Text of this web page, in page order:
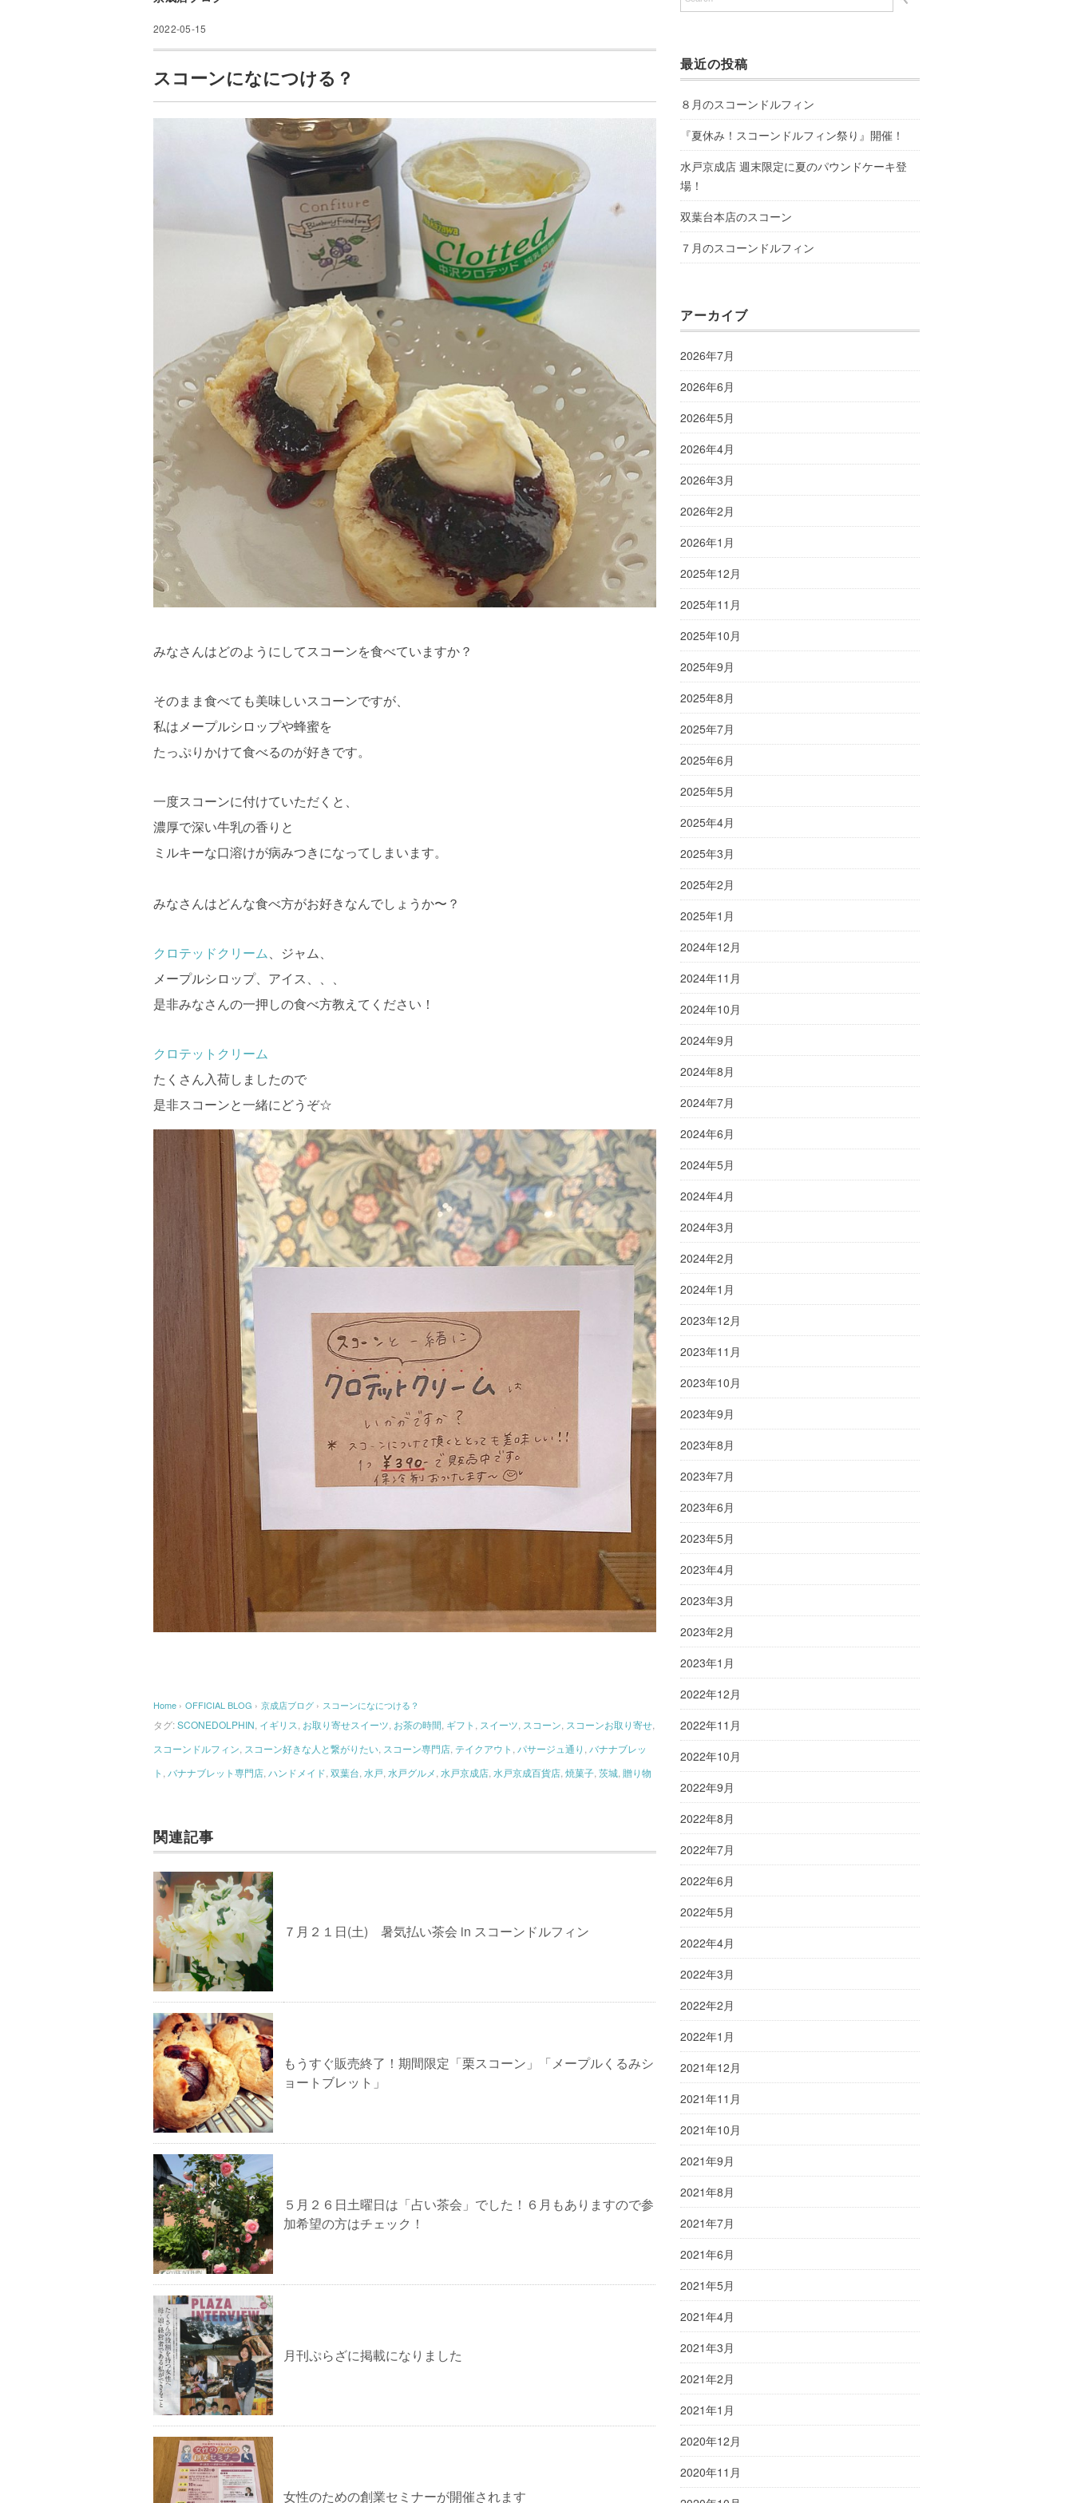
2022-05-15
スコーンになにつける？
みなさんはどのようにしてスコーンを食べていますか？
そのまま食べても美味しいスコーンですが、
私はメープルシロップや蜂蜜を
たっぷりかけて食べるのが好きです。
一度スコーンに付けていただくと、
濃厚で深い牛乳の香りと
ミルキーな口溶けが病みつきになってしまいます。
みなさんはどんな食べ方がお好きなんでしょうか〜？
クロテッドクリーム、ジャム、
メープルシロップ、アイス、、、
是非みなさんの一押しの食べ方教えてください！
クロテットクリーム
たくさん入荷しましたので
是非スコーンと一緒にどうぞ☆
Home › OFFICIAL BLOG › 京成店ブログ › スコーンになにつける？
タグ:SCONEDOLPHIN イギリス お取り寄せスイーツ お茶の時間 ギフト スイーツ スコーン スコーンお取り寄せ
スコーンドルフィン スコーン好きな人と繋がりたい スコーン専門店 テイクアウト パサージュ通り バナナブレッ
ト バナナブレット専門店 ハンドメイド 双葉台 水戸 水戸グルメ 水戸京成店 水戸京成百貨店 焼菓子 茨城 贈り物
関連記事
７月２１日(土) 暑気払い茶会 in スコーンドルフィン
もうすぐ販売終了！期間限定「栗スコーン」「メープルくるみシ
ョートブレット」
５月２６日土曜日は「占い茶会」でした！６月もありますので参
加希望の方はチェック！
月刊ぷらざに掲載になりました
女性のための創業セミナーが開催されます
最近の投稿
８月のスコーンドルフィン
『夏休み！スコーンドルフィン祭り』開催！
水戸京成店 週末限定に夏のパウンドケーキ登
場！
双葉台本店のスコーン
７月のスコーンドルフィン
アーカイブ
2026年7月
2026年6月
2026年5月
2026年4月
2026年3月
2026年2月
2026年1月
2025年12月
2025年11月
2025年10月
2025年9月
2025年8月
2025年7月
2025年6月
2025年5月
2025年4月
2025年3月
2025年2月
2025年1月
2024年12月
2024年11月
2024年10月
2024年9月
2024年8月
2024年7月
2024年6月
2024年5月
2024年4月
2024年3月
2024年2月
2024年1月
2023年12月
2023年11月
2023年10月
2023年9月
2023年8月
2023年7月
2023年6月
2023年5月
2023年4月
2023年3月
2023年2月
2023年1月
2022年12月
2022年11月
2022年10月
2022年9月
2022年8月
2022年7月
2022年6月
2022年5月
2022年4月
2022年3月
2022年2月
2022年1月
2021年12月
2021年11月
2021年10月
2021年9月
2021年8月
2021年7月
2021年6月
2021年5月
2021年4月
2021年3月
2021年2月
2021年1月
2020年12月
2020年11月